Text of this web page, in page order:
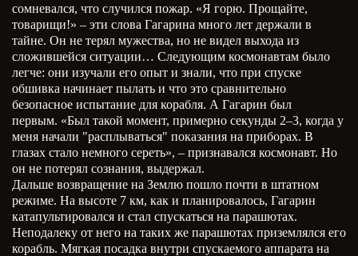
сомневался, что случился пожар. «Я горю. Прощайте,
товарищи!» – эти слова Гагарина много лет держали в
тайне. Он не терял мужества, но не видел выхода из
сложившейся ситуации… Следующим космонавтам было
легче: они изучали его опыт и знали, что при спуске
обшивка начинает пылать и что это сравнительно
безопасное испытание для корабля. А Гагарин был
первым. «Был такой момент, примерно секунды 2–3, когда у
меня начали "расплываться" показания на приборах. В
глазах стало немного сереть», – признавался космонавт. Но
он не потерял сознания, выдержал.
Дальше возвращение на Землю пошло почти в штатном
режиме. На высоте 7 км, как и планировалось, Гагарин
катапультировался и стал спускаться на парашютах.
Неподалеку от него на таких же парашютах приземлялся его
корабль. Мягкая посадка внутри спускаемого аппарата на